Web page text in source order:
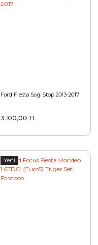
Ford Fiesta Sağ Stop 2013-2017
3.100,00 TL
Yeni